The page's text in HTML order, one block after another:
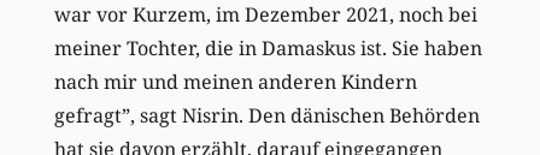
war vor Kurzem, im Dezember 2021, noch bei
meiner Tochter, die in Damaskus ist. Sie haben
nach mir und meinen anderen Kindern
gefragt”, sagt Nisrin. Den dänischen Behörden
hat sie davon erzählt, darauf eingegangen